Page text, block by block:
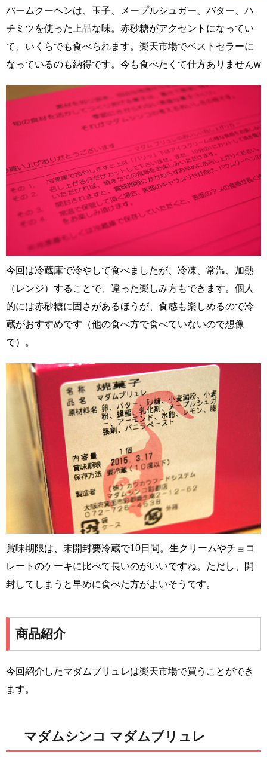
バームクーヘンは、玉子、メープルシュガー、バター、ハ
チミツを使った上品な味。赤砂糖がアクセントになってい
て、いくらでも食べられます。楽天市場でベストセラーに
なっているのも納得です。今も食べたくて仕方ありませんw
今回は冷蔵庫で冷やして食べましたが、冷凍、常温、加熱
（レンジ）することで、違った楽しみ方もできます。個人
的には赤砂糖に固さがあるほうが、食感も楽しめるので冷
蔵がおすすめです（他の食べ方で食べていないので想像
で）。
賞味期限は、未開封要冷蔵で10日間。生クリームやチョコ
レートのケーキに比べて長いのがいいですね。ただし、開
封してしまうと早めに食べた方がよいそうです。
商品紹介
今回紹介したマダムブリュレは楽天市場で買うことができ
ます。
マダムシンコ マダムブリュレ